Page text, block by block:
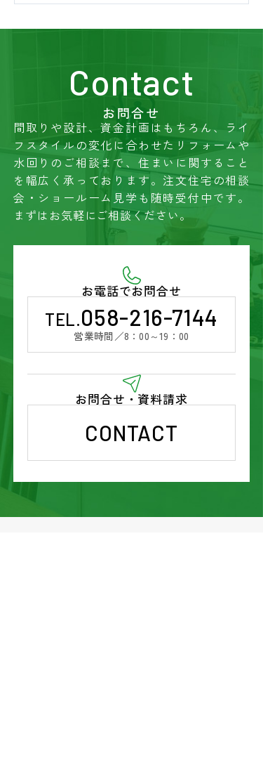
Contact
お問合せ
間取りや設計、資金計画はもちろん、ライ
フスタイルの変化に合わせたリフォームや
水回りのご相談まで、住まいに関すること
を幅広く承っております。 注文住宅の相談
会・ショールーム見学も随時受付中です。
まずはお気軽にご相談ください。
お電話でお問合せ
TEL.058-216-7144
営業時間／8：00～19：00
お問合せ・資料請求
CONTACT